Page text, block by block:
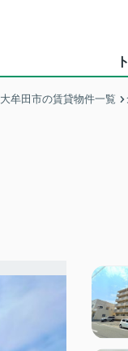
大牟田市の賃貸物件一覧